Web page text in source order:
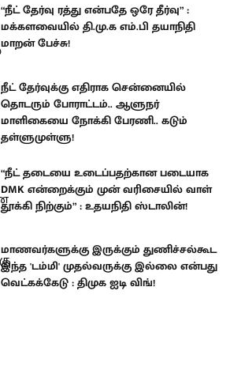
“நீட் தேர்வு ரத்து என்பதே ஒரே தீர்வு” :
மக்களவையில் தி.மு.க எம்.பி தயாநிதி
மாறன் பேச்சு!
நீட் தேர்வுக்கு எதிராக சென்னையில்
தொடரும் போராட்டம்.. ஆளுநர்
மாளிகையை நோக்கி பேரணி.. கடும்
தள்ளுமுள்ளு!
“நீட் தடையை உடைப்பதற்கான படையாக
DMK என்றைக்கும் முன் வரிசையில் வாள்
தூக்கி நிற்கும்” : உதயநிதி ஸ்டாலின்!
மாணவர்களுக்கு இருக்கும் துணிச்சல்கூட
இந்த 'டம்மி' முதல்வருக்கு இல்லை என்பது
வெட்கக்கேடு : திமுக ஐடி விங்!